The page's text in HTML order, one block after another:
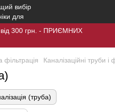
від 300 грн. - ПРИЄМНИХ
фільтрація Каналізаційні труби і
(труба)